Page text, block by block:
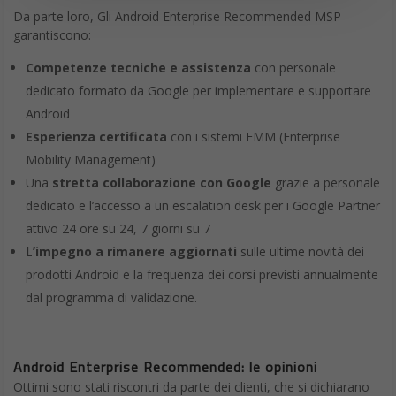
Da parte loro, Gli Android Enterprise Recommended MSP
garantiscono:
Competenze tecniche e assistenza con personale
dedicato formato da Google per implementare e supportare
Android
Esperienza certificata con i sistemi EMM (Enterprise
Mobility Management)
Una stretta collaborazione con Google grazie a personale
dedicato e l’accesso a un escalation desk per i Google Partner
attivo 24 ore su 24, 7 giorni su 7
L’impegno a rimanere aggiornati sulle ultime novità dei
prodotti Android e la frequenza dei corsi previsti annualmente
dal programma di validazione.
Android Enterprise Recommended: le opinioni
Ottimi sono stati riscontri da parte dei clienti, che si dichiarano